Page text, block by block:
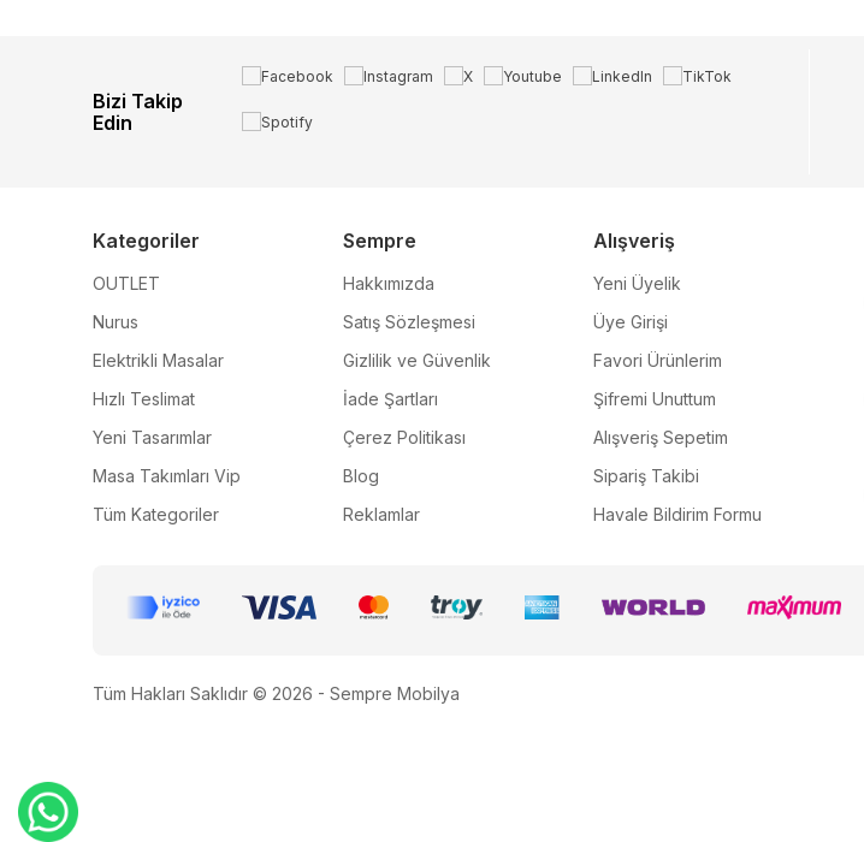
Bizi Takip
Edin
Kategoriler
OUTLET
Nurus
Elektrikli Masalar
Hızlı Teslimat
Yeni Tasarımlar
Masa Takımları Vip
Tüm Kategoriler
Sempre
Hakkımızda
Satış Sözleşmesi
Gizlilik ve Güvenlik
İade Şartları
Çerez Politikası
Blog
Reklamlar
Alışveriş
Yeni Üyelik
Üye Girişi
Favori Ürünlerim
Şifremi Unuttum
Alışveriş Sepetim
Sipariş Takibi
Havale Bildirim Formu
Tüm Hakları Saklıdır © 2026 - Sempre Mobilya